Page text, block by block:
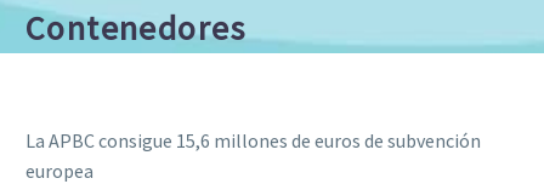
Contenedores
La APBC consigue 15,6 millones de euros de subvención
europea